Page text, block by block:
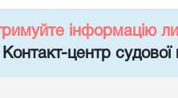
інформацію
центр